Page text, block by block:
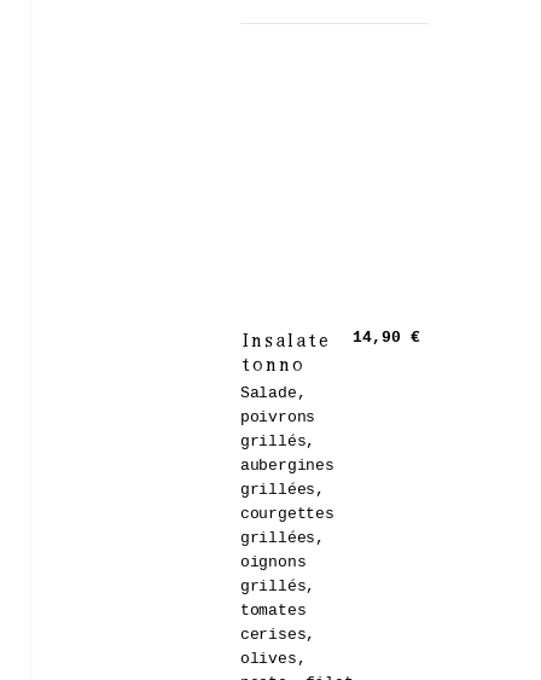
Insalate
tonno
Salade,
poivrons
grillés,
aubergines
grillées,
courgettes
grillées,
oignons
grillés,
tomates
cerises,
olives,
14,90 €